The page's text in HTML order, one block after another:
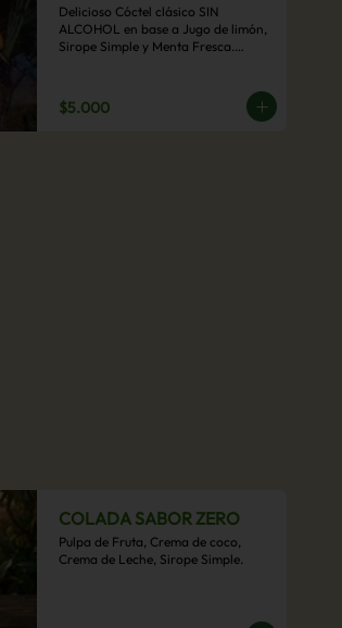
Delicioso Cóctel clásico SIN
ALCOHOL en base a Jugo de limón,
Sirope Simple y Menta Fresca.
$5.000
COLADA SABOR ZERO
Pulpa de Fruta, Crema de coco,
Crema de Leche, Sirope Simple.